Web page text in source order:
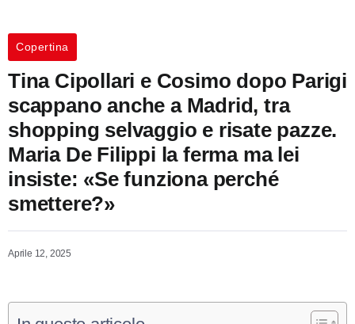
Copertina
Tina Cipollari e Cosimo dopo Parigi
scappano anche a Madrid, tra
shopping selvaggio e risate pazze.
Maria De Filippi la ferma ma lei
insiste: «Se funziona perché
smettere?»
Aprile 12, 2025